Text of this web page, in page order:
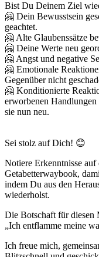
Bist Du Deinem Ziel
🤗 Dein Bewusstsein
geachtet.
🤗 Alte Glaubenssätze
🤗 Deine Werte neu
🤗 Angst und negative
🤗 Emotionale
Gegenüber nicht
🤗 Konditionierte
erworbenen
sie nun neu.
Sei stolz auf Dich! 😊
Notiere Erkenntnisse
Getabetterwaybook,
indem Du aus den
wiederholst.
Die Botschaft für diesen
„Ich entflamme meine
Ich freue mich,